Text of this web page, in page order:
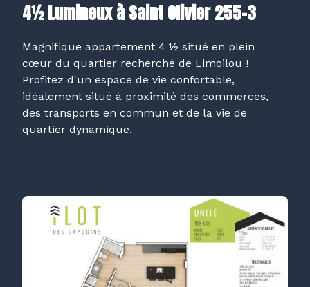
4½ Lumineux à Saint Olivier 255-3
Magnifique appartement 4 ½ situé en plein
cœur du quartier recherché de Limoilou !
Profitez d'un espace de vie confortable,
idéalement situé à proximité des commerces,
des transports en commun et de la vie de
quartier dynamique.